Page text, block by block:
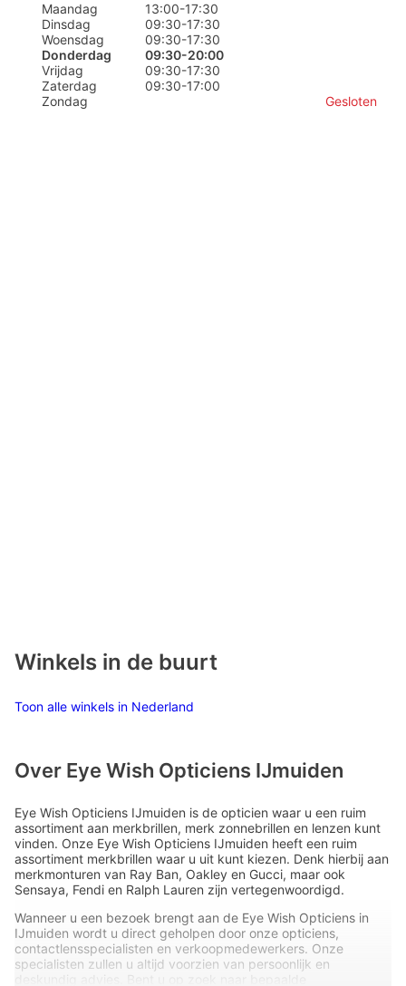
Maandag 13:00-17:30
Dinsdag
09:30-17:30
Woensdag
09:30-17:30
Donderdag
09:30-20:00
Vrijdag
09:30-17:30
Zaterdag
09:30-17:00
Zondag
Gesloten
Winkels in de buurt
Toon alle winkels in Nederland
Over Eye Wish Opticiens IJmuiden
Eye Wish Opticiens IJmuiden is de opticien waar u een ruim
assortiment aan merkbrillen, merk zonnebrillen en lenzen kunt
vinden. Onze Eye Wish Opticiens IJmuiden heeft een ruim
assortiment merkbrillen waar u uit kunt kiezen. Denk hierbij aan
merkmonturen van Ray Ban, Oakley en Gucci, maar ook
Sensaya, Fendi en Ralph Lauren zijn vertegenwoordigd.
Wanneer u een bezoek brengt aan de Eye Wish Opticiens in
IJmuiden wordt u direct geholpen door onze opticiens,
contactlensspecialisten en verkoopmedewerkers. Onze
specialisten zullen u altijd voorzien van persoonlijk en